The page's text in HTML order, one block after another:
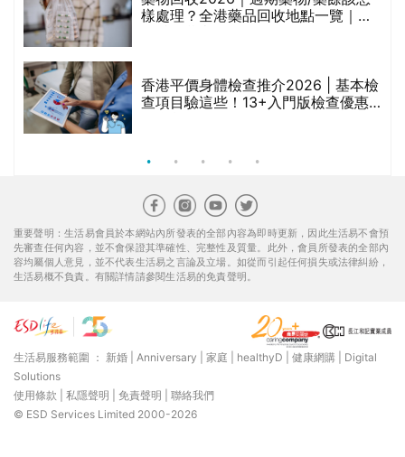
樣處理？全港藥品回收地點一覽｜屈
香港平價身體檢查推介2026 | 基本檢
查項目驗這些！13+入門版檢查優惠
重要聲明：生活易會員於本網站內所發表的全部內容為即時更新，因此生活易不會預
先審查任何內容，並不會保證其準確性、完整性及質量。此外，會員所發表的全部內
容均屬個人意見，並不代表生活易之言論及立場。如從而引起任何損失或法律糾紛，
生活易概不負責。有關詳情請參閱生活易的免責聲明。
生活易服務範圍 ： 新婚 Anniversary 家庭 healthyD 健康網購
Digital
Solutions
使用條款
私隱聲明 免責聲明
聯絡我們
© ESD Services Limited 2000-2026